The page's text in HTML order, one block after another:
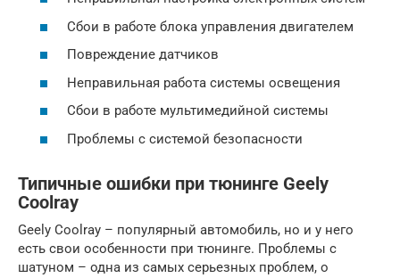
Сбои в работе блока управления двигателем
Повреждение датчиков
Неправильная работа системы освещения
Сбои в работе мультимедийной системы
Проблемы с системой безопасности
Типичные ошибки при тюнинге Geely
Coolray
Geely Coolray – популярный автомобиль, но и у него
есть свои особенности при тюнинге. Проблемы с
шатуном – одна из самых серьезных проблем, о